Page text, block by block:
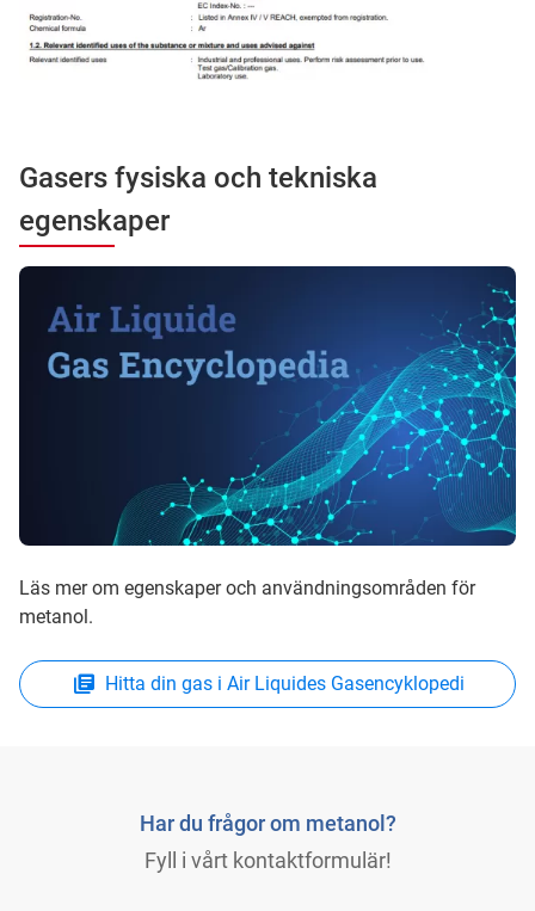
Gasers fysiska och tekniska
egenskaper
Läs mer om egenskaper och användningsområden för
metanol.
Hitta din gas i Air Liquides Gasencyklopedi
Har du frågor om metanol?
Fyll i vårt kontaktformulär!